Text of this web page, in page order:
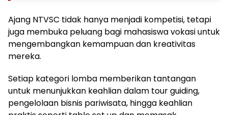
Ajang NTVSC tidak hanya menjadi kompetisi, tetapi
juga membuka peluang bagi mahasiswa vokasi untuk
mengembangkan kemampuan dan kreativitas
mereka.
Setiap kategori lomba memberikan tantangan
untuk menunjukkan keahlian dalam tour guiding,
pengelolaan bisnis pariwisata, hingga keahlian